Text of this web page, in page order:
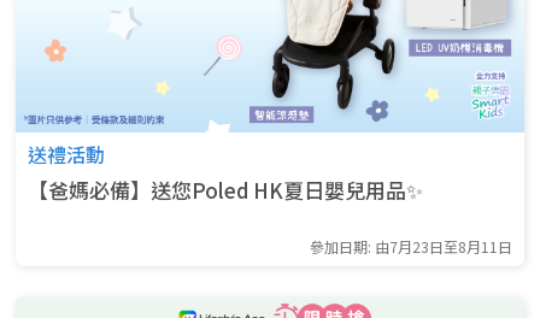
送禮活動
【爸媽必備】送您Poled HK夏日嬰兒用品✨
參加日期: 由7月23日至8月11日